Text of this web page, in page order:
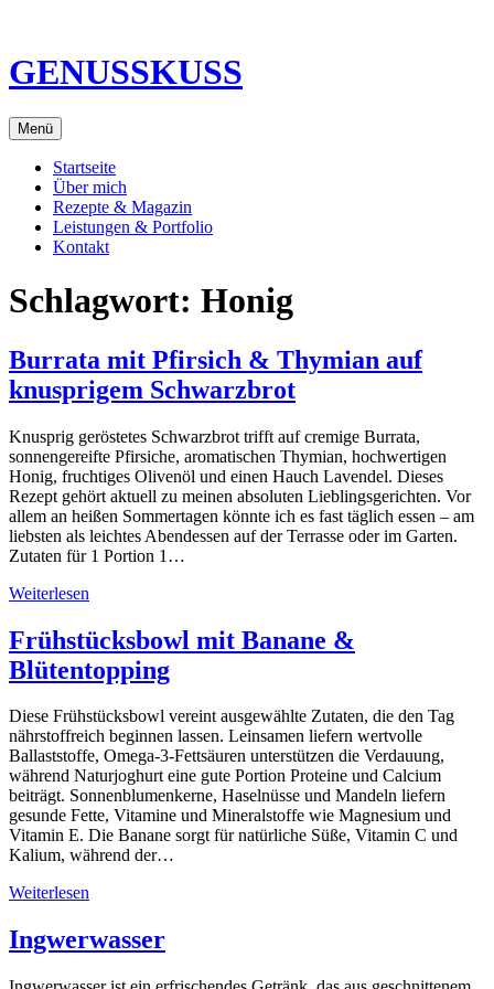
Inhalt
GENUSSKUSS
Menü
Startseite
Über mich
Rezepte & Magazin
Leistungen & Portfolio
Kontakt
Schlagwort: Honig
Burrata mit Pfirsich & Thymian auf
knusprigem Schwarzbrot
Knusprig geröstetes Schwarzbrot trifft auf cremige Burrata,
sonnengereifte Pfirsiche, aromatischen Thymian, hochwertigen
Honig, fruchtiges Olivenöl und einen Hauch Lavendel. Dieses
Rezept gehört aktuell zu meinen absoluten Lieblingsgerichten. Vor
allem an heißen Sommertagen könnte ich es fast täglich essen – am
liebsten als leichtes Abendessen auf der Terrasse oder im Garten.
Zutaten für 1 Portion 1…
Weiterlesen
Frühstücksbowl mit Banane &
Blütentopping
Diese Frühstücksbowl vereint ausgewählte Zutaten, die den Tag
nährstoffreich beginnen lassen. Leinsamen liefern wertvolle
Ballaststoffe, Omega-3-Fettsäuren unterstützen die Verdauung,
während Naturjoghurt eine gute Portion Proteine und Calcium
beiträgt. Sonnenblumenkerne, Haselnüsse und Mandeln liefern
gesunde Fette, Vitamine und Mineralstoffe wie Magnesium und
Vitamin E. Die Banane sorgt für natürliche Süße, Vitamin C und
Kalium, während der…
Weiterlesen
Ingwerwasser